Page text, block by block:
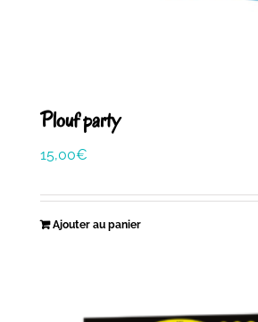
Plouf party
15,00€
Ajouter au panier